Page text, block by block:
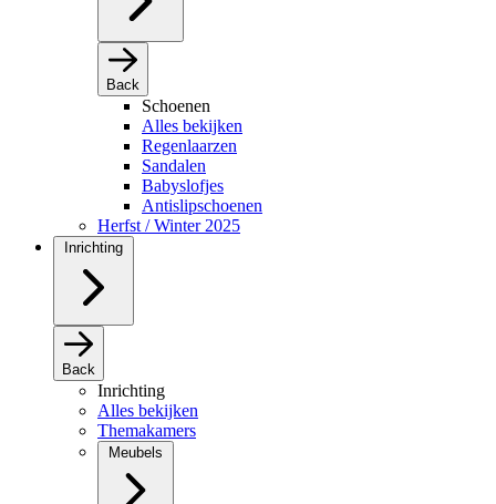
Back
Schoenen
Alles bekijken
Regenlaarzen
Sandalen
Babyslofjes
Antislipschoenen
Herfst / Winter 2025
Inrichting
Back
Inrichting
Alles bekijken
Themakamers
Meubels